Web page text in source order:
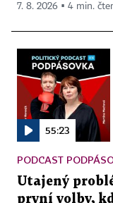
7. 8. 2026 ▪ 4 min.
55:23
PODCAST
Utajený
první volby,